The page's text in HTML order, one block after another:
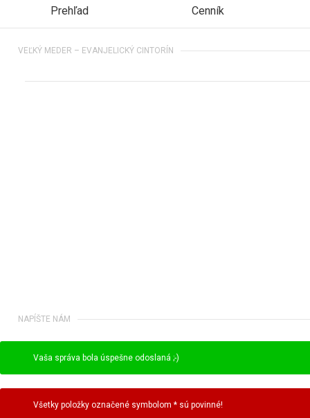
Prehľad Cenník
VEĽKÝ MEDER – EVANJELICKÝ CINTORÍN
NAPÍŠTE NÁM
Vaša správa bola úspešne odoslaná ;-)
Všetky položky označené symbolom * sú povinné!